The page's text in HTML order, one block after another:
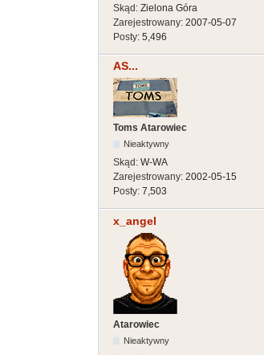
Skąd: Zielona Góra
Zarejestrowany: 2007-05-07
Posty: 5,496
AS...
Toms Atarowiec
Nieaktywny
Skąd: W-WA
Zarejestrowany: 2002-05-15
Posty: 7,503
x_angel
Atarowiec
Nieaktywny